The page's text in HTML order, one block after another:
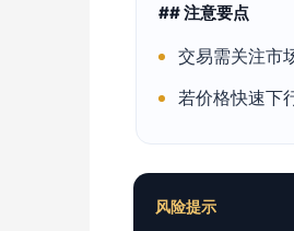
## 注意要点
交易需关注市
若价格快速下
风险提示